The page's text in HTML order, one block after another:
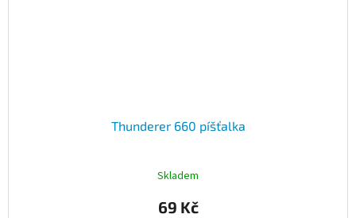
Thunderer 660 píšťalka
Skladem
69 Kč